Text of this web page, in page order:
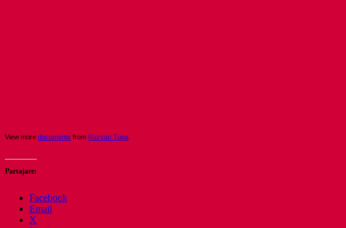
View more documents from Razvan Tupa
Partajare:
Facebook
Email
X